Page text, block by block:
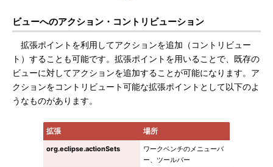
ビューへのアクション・コントリビューション
拡張ポイントを利用してアクションを追加（コントリビュー
ト）することも可能です。拡張ポイントを用いることで、既存の
ビューに対してアクションを追加することが可能になります。ア
クションをコントリビュート可能な拡張ポイントとして以下のよ
うなものがあります。
拡張 場所
org.eclipse.actionSets
ワークベンチのメニューバ
ー、ツールバー